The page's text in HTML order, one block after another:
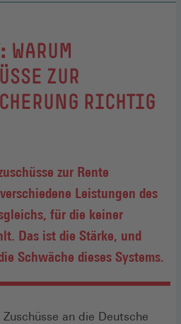
WARUM
ZUR
RICHTIG
zur Rente
Leistungen des
für die keiner
Das ist die Stärke, und
Schwäche dieses Systems.
an die Deutsche